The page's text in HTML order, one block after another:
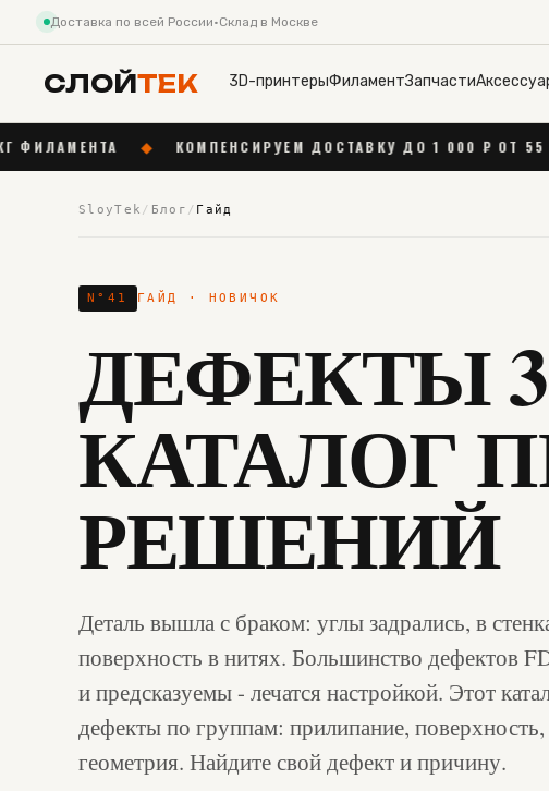
Доставка по всей России·Склад в Москве
СЛОЙТЕК 3D-принтерыФиламентЗапчасти
◆ КОМПЕНСИРУЕМ ДОСТАВКУ ДО 1 000 ₽ ОТ 55 000 ₽ ◆
SloyTek / Блог / Гайд
N° 41 ГАЙД · НОВИЧОК
ДЕФЕКТЫ
КАТАЛОГ
РЕШЕНИЙ
Деталь вышла с браком: углы задрались, в
поверхность в нитях. Большинство дефектов
и предсказуемы - лечатся настройкой. Этот
дефекты по группам: прилипание, поверхность,
геометрия. Найдите свой дефект и причину.